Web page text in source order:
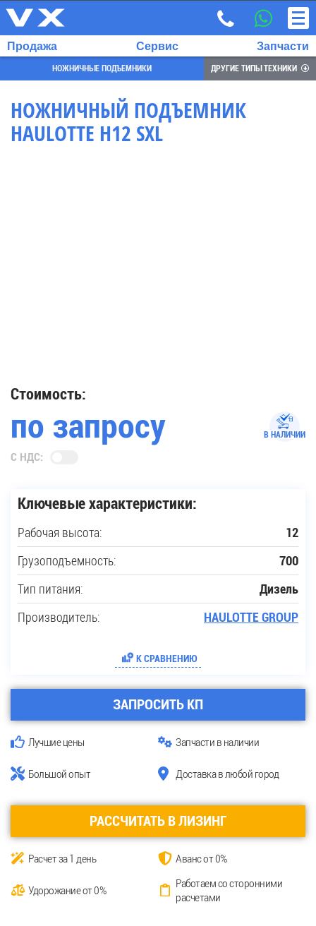
ВЫБРАННЫЙ
Купить новую технику
Сферы применения
Запчасти
Услуги
О компании
Контакты
Продажа Сервис Запчасти
НОЖНИЧНЫЕ ПОДЪЕМНИКИ ДРУГИЕ ТИПЫ ТЕХНИКИ
НОЖНИЧНЫЙ ПОДЪЕМНИК
HAULOTTE H12 SXL
Ключевые характеристики:
Рабочая высота: 12
Грузоподъемность: 700
Тип питания: Дизель
Производитель: HAULOTTE GROUP
К СРАВНЕНИЮ
ЗАПРОСИТЬ КП
Лучшие цены Запчасти в наличии
Большой опыт Доставка в любой город
РАССЧИТАТЬ В ЛИЗИНГ
Расчет за 1 день Аванс от 0%
Удорожание от 0%
Работаем со сторонними
расчетами
Стоимость:
по запросу В НАЛИЧИИ
С НДС: